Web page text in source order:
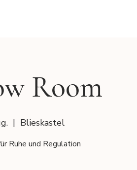
Room
  |
Blieskastel
Ruhe und Regulation